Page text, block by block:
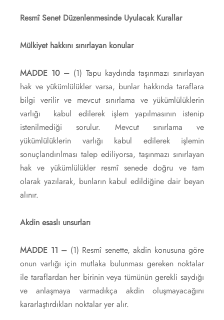
Resmî Senet Düzenlenmesinde Uyulacak Kurallar
Mülkiyet hakkını sınırlayan konular
MADDE 10 – (1) Tapu kaydında taşınmazı sınırlayan
hak ve yükümlülükler varsa, bunlar hakkında taraflara
bilgi verilir ve mevcut sınırlama ve yükümlülüklerin
varlığı kabul edilerek işlem yapılmasının istenip
istenilmediği sorulur. Mevcut sınırlama ve
yükümlülüklerin varlığı kabul edilerek işlemin
sonuçlandırılması talep ediliyorsa, taşınmazı sınırlayan
hak ve yükümlülükler resmî senede doğru ve tam
olarak yazılarak, bunların kabul edildiğine dair beyan
alınır.
Akdin esaslı unsurları
MADDE 11 – (1) Resmî senette, akdin konusuna göre
onun varlığı için mutlaka bulunması gereken noktalar
ile taraflardan her birinin veya tümünün gerekli saydığı
ve anlaşmaya varmadıkça akdin oluşmayacağını
kararlaştırdıkları noktalar yer alır.